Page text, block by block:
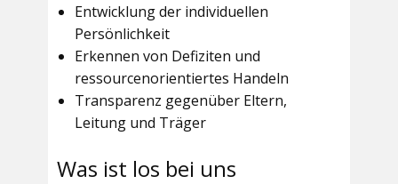
Entwicklung der individuellen
Persönlichkeit
Erkennen von Defiziten und
ressourcenorientiertes Handeln
Transparenz gegenüber Eltern,
Leitung und Träger
Was ist los bei uns